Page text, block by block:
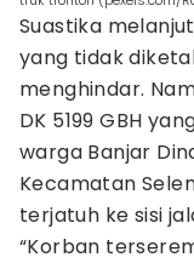
Suastika
yang tidak
menghindar.
DK 5199 GBH
warga Banjar
Kecamatan
terjatuh ke sisi
“Korban